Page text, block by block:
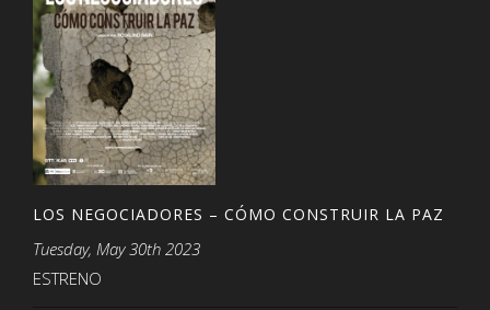
LOS NEGOCIADORES – CÓMO CONSTRUIR LA PAZ
Tuesday, May 30th 2023
ESTRENO